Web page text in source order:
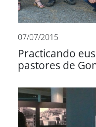
07/07/2015
Practicando
pastores de